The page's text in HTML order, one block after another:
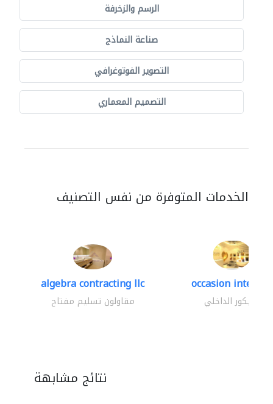
الرسم والزخرفة
صناعة النماذج
التصوير الفوتوغرافي
التصميم المعماري
الخدمات المتوفرة من نفس التصنيف
algebra contracting llc
مقاولون تسليم مفتاح
occasion interiors
الديكور الداخلي
نتائج مشابهة